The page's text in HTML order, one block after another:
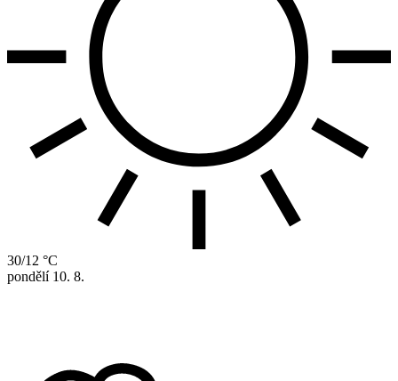
30/12 °C
pondělí 10. 8.